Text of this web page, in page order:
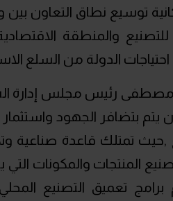
توسيع نطاق التعاون بين
للتصنيع والمنطقة
الدولة من السلع
رئيس مجلس إدارة
يتم بتضافر الجهود
,حيث تمتلك قاعدة
المنتجات والمكونات التي
تعميق التصنيع